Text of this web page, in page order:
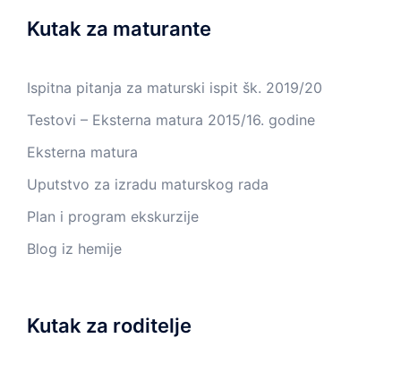
Kutak za maturante
Ispitna pitanja za maturski ispit šk. 2019/20
Testovi – Eksterna matura 2015/16. godine
Eksterna matura
Uputstvo za izradu maturskog rada
Plan i program ekskurzije
Blog iz hemije
Kutak za roditelje